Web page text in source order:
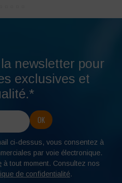
newsletter pour
exclusives et
ci-dessus, vous consentez à
par voie électronique.
à tout moment. Consultez nos
de confidentialité.